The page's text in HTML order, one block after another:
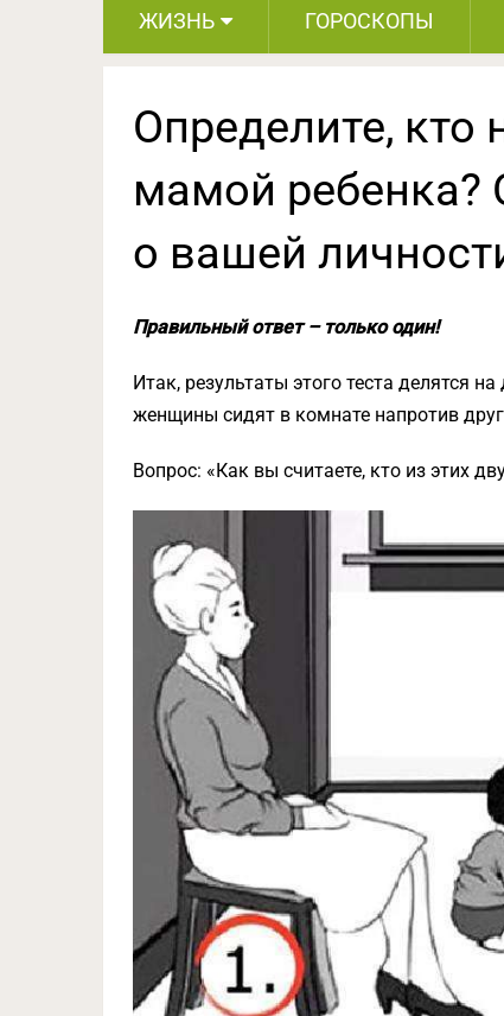
ЖИЗНЬ ГОРОСКОПЫ
Определите, кто
мамой ребенка?
о вашей
Правильный ответ – только один!
Итак, результаты этого теста делятся
женщины сидят в комнате напротив
Вопрос: «Как вы считаете, кто из этих